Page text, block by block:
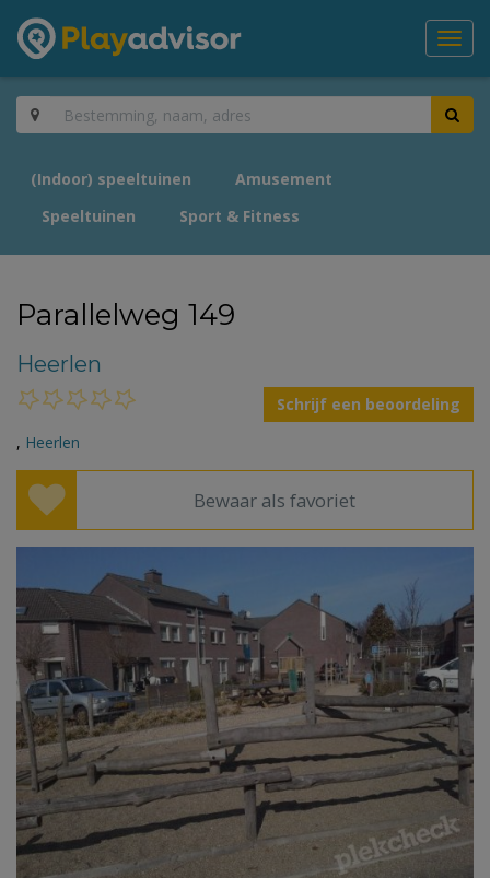
(Indoor) speeltuinen
Amusement
Speeltuinen
Sport & Fitness
Parallelweg 149
Heerlen
Schrijf een beoordeling
, Heerlen
Bewaar als favoriet